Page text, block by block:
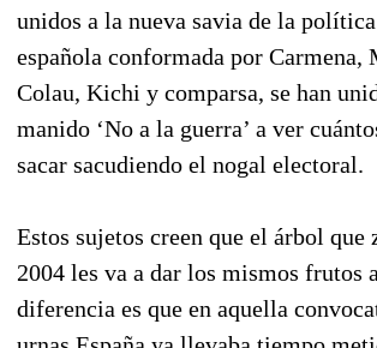
unidos a la nueva savia de la
española conformada por Carmena,
Colau, Kichi y comparsa, se han
manido ‘No a la guerra’ a ver
sacar sacudiendo el nogal electoral.
Estos sujetos creen que el árbol que
2004 les va a dar los mismos frutos
diferencia es que en aquella